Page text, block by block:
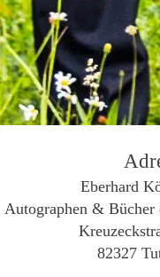
Eberhard
Autographen & Bücher
82327